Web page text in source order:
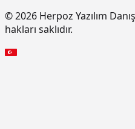
© 2026 Herpoz Yazılım
hakları saklıdır.